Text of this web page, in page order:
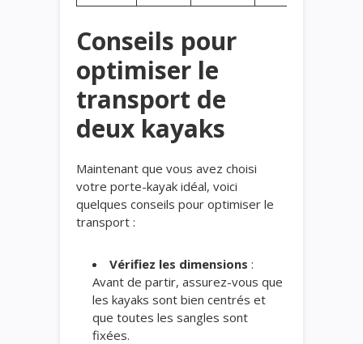
Conseils pour
optimiser le
transport de
deux kayaks
Maintenant que vous avez choisi
votre porte-kayak idéal, voici
quelques conseils pour optimiser le
transport :
Vérifiez les dimensions :
Avant de partir, assurez-vous que
les kayaks sont bien centrés et
que toutes les sangles sont
fixées.